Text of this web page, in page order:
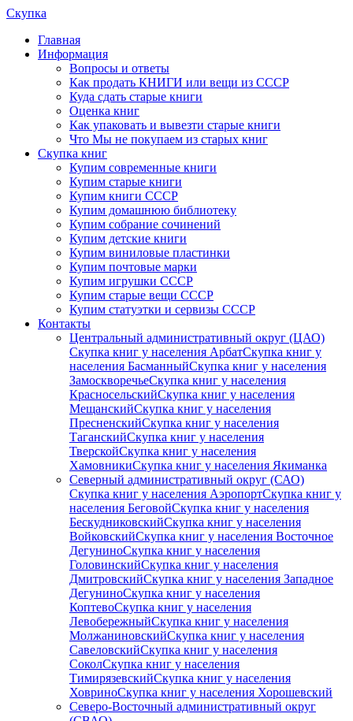
Скупка
Главная
Информация
Вопросы и ответы
Как продать КНИГИ или вещи из СССР
Куда сдать старые книги
Оценка книг
Как упаковать и вывезти старые книги
Что Мы не покупаем из старых книг
Скупка книг
Купим современные книги
Купим старые книги
Купим книги СССР
Купим домашнюю библиотеку
Купим собрание сочинений
Купим детские книги
Купим виниловые пластинки
Купим почтовые марки
Купим игрушки СССР
Купим старые вещи СССР
Купим статуэтки и сервизы СССР
Контакты
Центральный административный округ (ЦАО)
Скупка книг у населения АрбатСкупка книг у
населения БасманныйСкупка книг у населения
ЗамоскворечьеСкупка книг у населения
КрасносельскийСкупка книг у населения
МещанскийСкупка книг у населения
ПресненскийСкупка книг у населения
ТаганскийСкупка книг у населения
ТверскойСкупка книг у населения
ХамовникиСкупка книг у населения Якиманка
Северный административный округ (САО)
Скупка книг у населения АэропортСкупка книг у
населения БеговойСкупка книг у населения
БескудниковскийСкупка книг у населения
ВойковскийСкупка книг у населения Восточное
ДегуниноСкупка книг у населения
ГоловинскийСкупка книг у населения
ДмитровскийСкупка книг у населения Западное
ДегуниноСкупка книг у населения
КоптевоСкупка книг у населения
ЛевобережныйСкупка книг у населения
МолжаниновскийСкупка книг у населения
СавеловскийСкупка книг у населения
СоколСкупка книг у населения
ТимирязевскийСкупка книг у населения
ХовриноСкупка книг у населения Хорошевский
Северо-Восточный административный округ